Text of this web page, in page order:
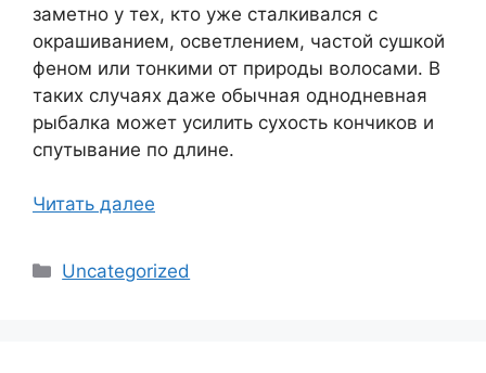
заметно у тех, кто уже сталкивался с
окрашиванием, осветлением, частой сушкой
феном или тонкими от природы волосами. В
таких случаях даже обычная однодневная
рыбалка может усилить сухость кончиков и
спутывание по длине.
Читать далее
Рубрики
Uncategorized